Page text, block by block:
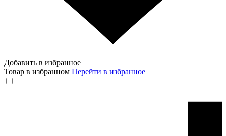
Добавить в избранное
Товар в избранном Перейти в избранное